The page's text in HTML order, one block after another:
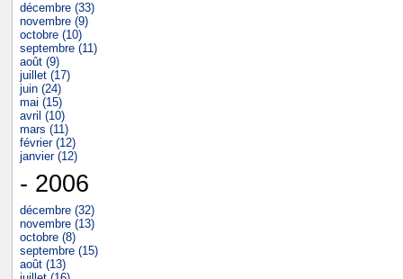
décembre (33)
novembre (9)
octobre (10)
septembre (11)
août (9)
juillet (17)
juin (24)
mai (15)
avril (10)
mars (11)
février (12)
janvier (12)
- 2006
décembre (32)
novembre (13)
octobre (8)
septembre (15)
août (13)